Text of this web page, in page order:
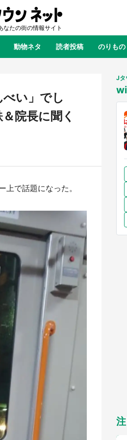
全国
青森 岩手
茨城 栃木 群馬
鳥取 島根 岡山
徳島 香川 愛媛
福岡 佐賀 長崎
動物ネタ 読者投稿 のりもの
う 物語がはじまる町へ ふ
『薬屋のひとりごと』の〝舞〟の世
ラボ、本邦初公開の「猫猫像」も【8
／1～10／26】
っとみる
い」でし
院長に聞く
で話題になった。
Jタ